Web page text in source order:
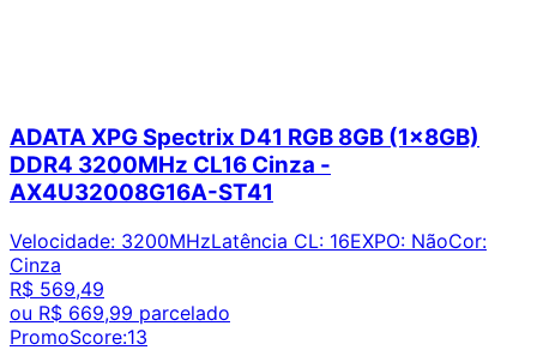
ADATA XPG Spectrix D41 RGB 8GB (1x8GB)
DDR4 3200MHz CL16 Cinza -
AX4U32008G16A-ST41
Velocidade: 3200MHzLatência CL: 16EXPO: NãoCor:
Cinza
R$ 569,49
ou R$ 669,99 parcelado
PromoScore:13